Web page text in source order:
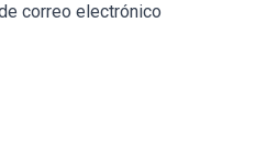
correo electrónico